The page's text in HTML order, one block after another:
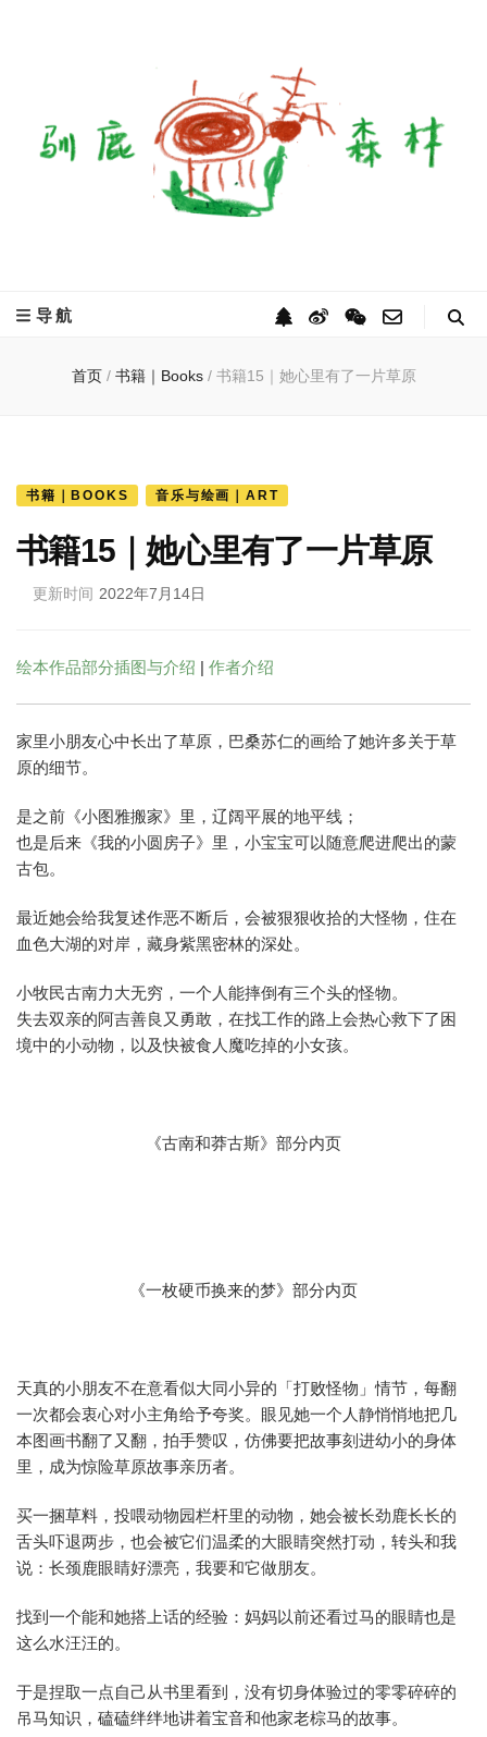
导航
首页 / 书籍｜Books / 书籍15｜她心里有了一片草原
书籍｜BOOKS 音乐与绘画｜ART
书籍15｜她心里有了一片草原
更新时间 2022年7月14日
绘本作品部分插图与介绍 | 作者介绍
家里小朋友心中长出了草原，巴桑苏仁的画给了她许多关于草
原的细节。
是之前《小图雅搬家》里，辽阔平展的地平线；
也是后来《我的小圆房子》里，小宝宝可以随意爬进爬出的蒙
古包。
最近她会给我复述作恶不断后，会被狠狠收拾的大怪物，住在
血色大湖的对岸，藏身紫黑密林的深处。
小牧民古南力大无穷，一个人能摔倒有三个头的怪物。
失去双亲的阿吉善良又勇敢，在找工作的路上会热心救下了困
境中的小动物，以及快被食人魔吃掉的小女孩。
《古南和莽古斯》部分内页
《一枚硬币换来的梦》部分内页
天真的小朋友不在意看似大同小异的「打败怪物」情节，每翻
一次都会衷心对小主角给予夸奖。眼见她一个人静悄悄地把几
本图画书翻了又翻，拍手赞叹，仿佛要把故事刻进幼小的身体
里，成为惊险草原故事亲历者。
买一捆草料，投喂动物园栏杆里的动物，她会被长劲鹿长长的
舌头吓退两步，也会被它们温柔的大眼睛突然打动，转头和我
说：长颈鹿眼睛好漂亮，我要和它做朋友。
找到一个能和她搭上话的经验：妈妈以前还看过马的眼睛也是
这么水汪汪的。
于是捏取一点自己从书里看到，没有切身体验过的零零碎碎的
吊马知识，磕磕绊绊地讲着宝音和他家老棕马的故事。